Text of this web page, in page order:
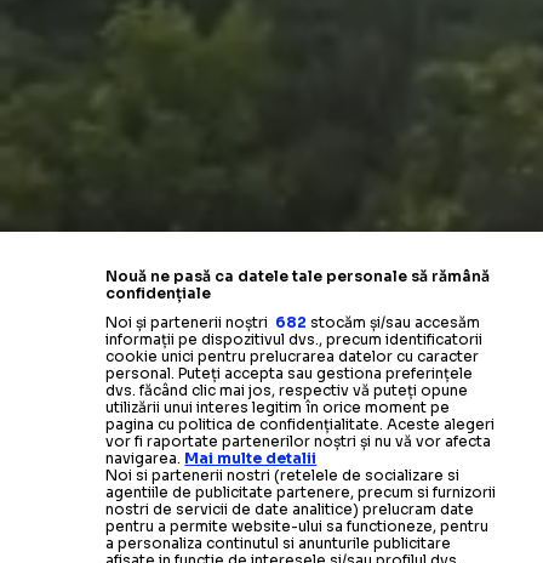
Nouă ne pasă ca datele tale personale să rămână
confidențiale
Noi și partenerii noștri 682 stocăm și/sau accesăm
informații pe dispozitivul dvs., precum identificatorii
cookie unici pentru prelucrarea datelor cu caracter
personal. Puteți accepta sau gestiona preferințele
dvs. făcând clic mai jos, respectiv vă puteți opune
utilizării unui interes legitim în orice moment pe
pagina cu politica de confidențialitate. Aceste alegeri
vor fi raportate partenerilor noștri și nu vă vor afecta
navigarea. Mai multe detalii
Noi si partenerii nostri (retelele de socializare si
agentiile de publicitate partenere, precum si furnizorii
nostri de servicii de date analitice) prelucram date
pentru a permite website-ului sa functioneze, pentru
a personaliza continutul si anunturile publicitare